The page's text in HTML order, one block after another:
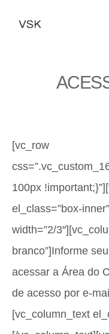
[vc_row
100px
el_class=”box-
width=”2/
branco”]Informe
acessar a Área do
de acesso por e-
[vc_column_text